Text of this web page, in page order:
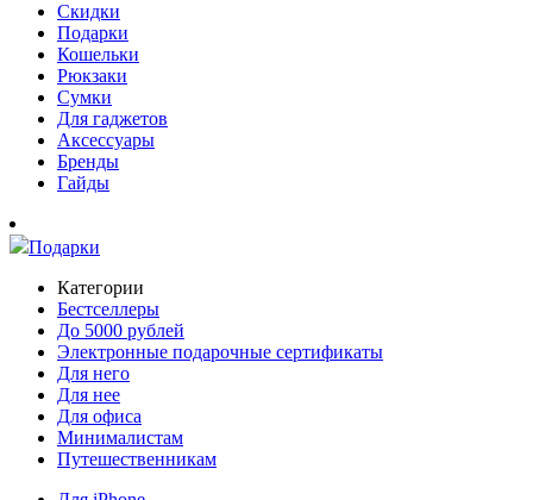
Скидки
Подарки
Кошельки
Рюкзаки
Сумки
Для гаджетов
Аксессуары
Бренды
Гайды
Подарки
Категории
Бестселлеры
До 5000 рублей
Электронные подарочные сертификаты
Для него
Для нее
Для офиса
Минималистам
Путешественникам